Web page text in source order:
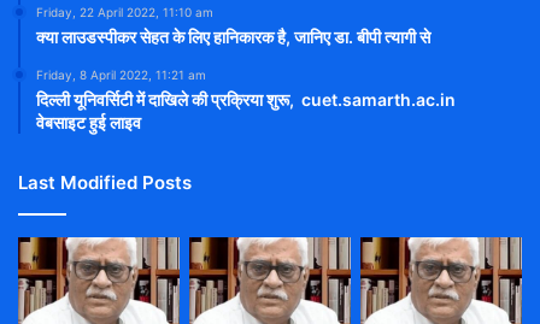
Friday, 22 April 2022, 11:10 am
क्या लाउडस्पीकर सेहत के लिए हानिकारक है, जानिए डा. बीपी त्यागी से
Friday, 8 April 2022, 11:21 am
दिल्ली यूनिवर्सिटी में दाखिले की प्रक्रिया शुरू, cuet.samarth.ac.in
वेबसाइट हुई लाइव
Last Modified Posts